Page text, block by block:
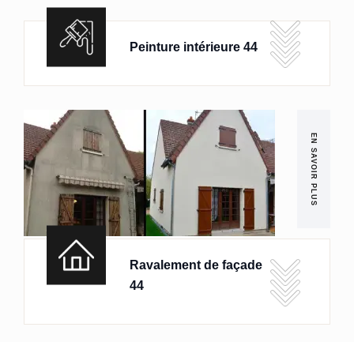
Peinture intérieure 44
EN SAVOIR PLUS
Ravalement de façade
44